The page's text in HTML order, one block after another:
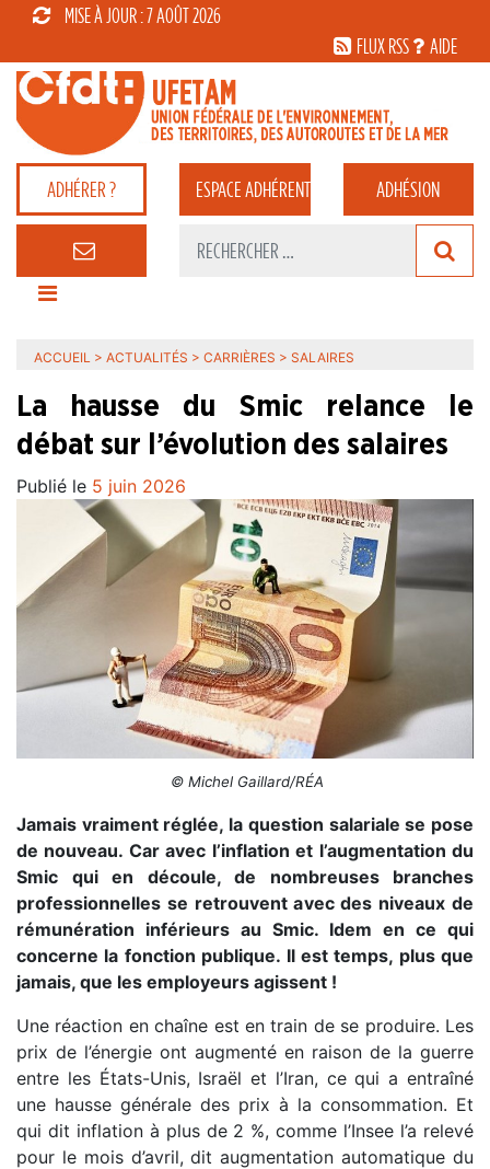
MISE À JOUR : 7 AOÛT 2026
FLUX RSS
AIDE
ADHÉRER ? ESPACEADHÉRENT ADHÉSION
ACCUEIL > ACTUALITÉS > CARRIÈRES > SALAIRES
La hausse du Smic relance le
débat sur l’évolution des salaires
Publié le 5 juin 2026
© Michel Gaillard/RÉA
Jamais vraiment réglée, la question salariale se pose
de nouveau. Car avec l’inflation et l’augmentation du
Smic qui en découle, de nombreuses branches
professionnelles se retrouvent avec des niveaux de
rémunération inférieurs au Smic. Idem en ce qui
concerne la fonction publique. Il est temps, plus que
jamais, que les employeurs agissent !
Une réaction en chaîne est en train de se produire. Les
prix de l’énergie ont augmenté en raison de la guerre
entre les États-Unis, Israël et l’Iran, ce qui a entraîné
une hausse générale des prix à la consommation. Et
qui dit inflation à plus de 2 %, comme l’Insee l’a relevé
pour le mois d’avril, dit augmentation automatique du